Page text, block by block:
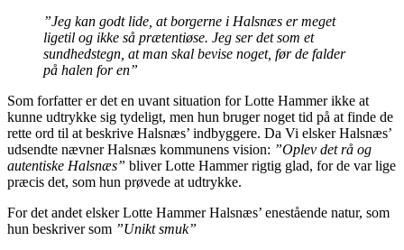
”Jeg kan godt lide, at borgerne i Halsnæs er meget
ligetil og ikke så prætentiøse. Jeg ser det som et
sundhedstegn, at man skal bevise noget, før de falder
på halen for en”
Som forfatter er det en uvant situation for Lotte Hammer ikke at
kunne udtrykke sig tydeligt, men hun bruger noget tid på at finde de
rette ord til at beskrive Halsnæs’ indbyggere. Da Vi elsker Halsnæs’
udsendte nævner Halsnæs kommunens vision: ”Oplev det rå og
autentiske Halsnæs” bliver Lotte Hammer rigtig glad, for de var lige
præcis det, som hun prøvede at udtrykke.
For det andet elsker Lotte Hammer Halsnæs’ enestående natur, som
hun beskriver som ”Unikt smuk”